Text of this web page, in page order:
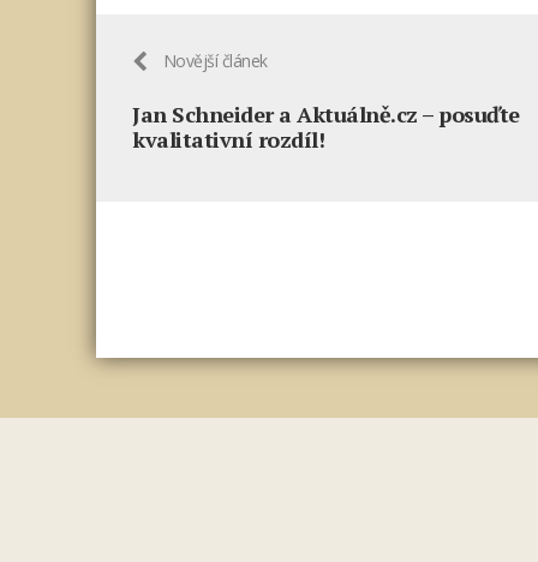
Novější článek
Jan Schneider a Aktuálně.cz – posuďte
kvalitativní rozdíl!